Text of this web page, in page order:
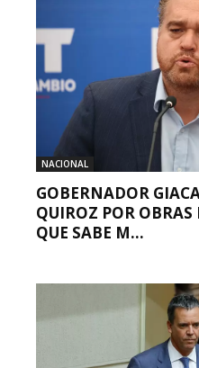
NACIONAL
GOBERNADOR
QUIROZ POR OBRAS
QUE SABE M...